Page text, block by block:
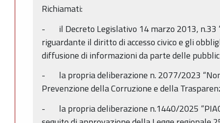
Richiamati:
- il Decreto Legislativo 14 marzo 2013, n.33
riguardante il diritto di accesso civico e gli
diffusione di informazioni da parte delle
- la propria deliberazione n. 2077/2023
Prevenzione della Corruzione e della
- la propria deliberazione n.1440/2025